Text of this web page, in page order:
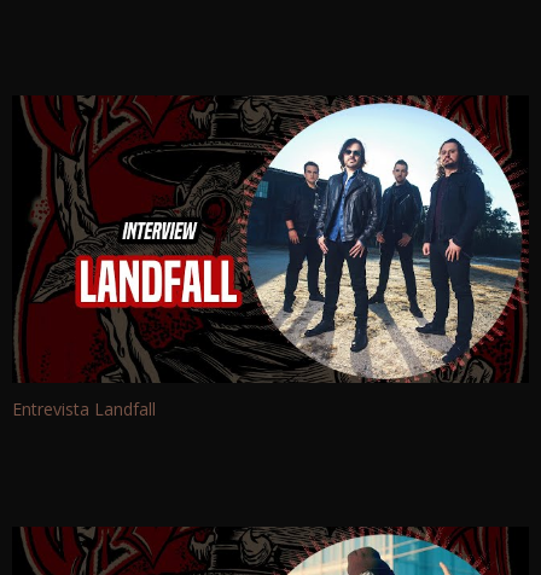
Entrevista Landfall